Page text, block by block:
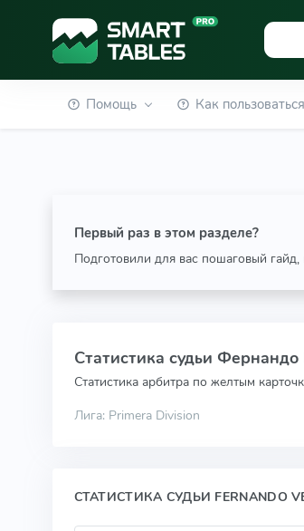
Помощь Как
Первый раз в этом разделе?
Подготовили для вас пошаговый
Статистика судьи
Статистика арбитра по желтым
Лига: Primera Division
СТАТИСТИКА СУДЬИ FERNANDO